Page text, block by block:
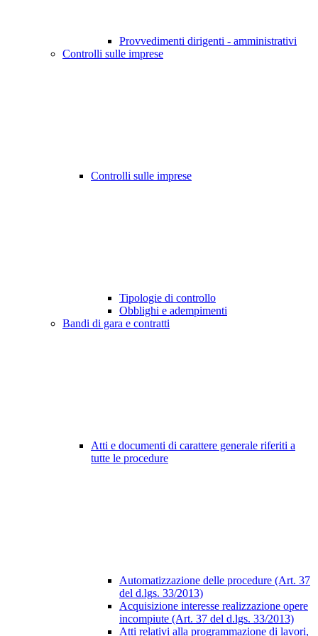
Provvedimenti dirigenti - amministrativi
Controlli sulle imprese
Controlli sulle imprese
Tipologie di controllo
Obblighi e adempimenti
Bandi di gara e contratti
Atti e documenti di carattere generale riferiti a
tutte le procedure
Automatizzazione delle procedure (Art. 37
del d.lgs. 33/2013)
Acquisizione interesse realizzazione opere
incompiute (Art. 37 del d.lgs. 33/2013)
Atti relativi alla programmazione di lavori,